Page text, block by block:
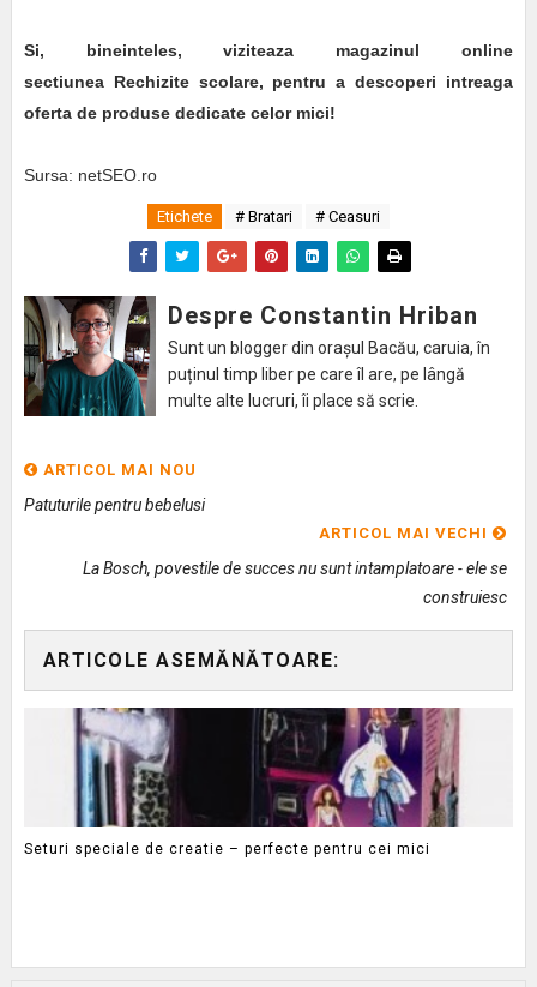
Si, bineinteles, viziteaza magazinul online
sectiunea Rechizite scolare, pentru a descoperi intreaga
oferta de produse dedicate celor mici!
Sursa: netSEO.ro
Etichete # Bratari # Ceasuri
Despre Constantin Hriban
Sunt un blogger din orașul Bacău, caruia, în
puținul timp liber pe care îl are, pe lângă
multe alte lucruri, îi place să scrie.
ARTICOL MAI NOU
Patuturile pentru bebelusi
ARTICOL MAI VECHI
La Bosch, povestile de succes nu sunt intamplatoare - ele se
construiesc
ARTICOLE ASEMĂNĂTOARE:
Seturi speciale de creatie – perfecte pentru cei mici